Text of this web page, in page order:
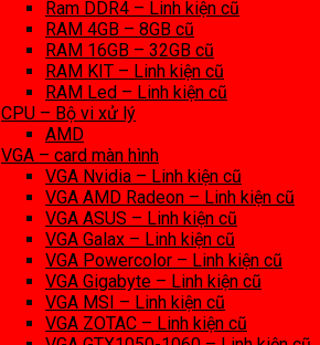
Ram DDR4 – Linh kiện cũ
RAM 4GB – 8GB cũ
RAM 16GB – 32GB cũ
RAM KIT – Linh kiện cũ
RAM Led – Linh kiện cũ
CPU – Bộ vi xử lý
AMD
VGA – card màn hình
VGA Nvidia – Linh kiện cũ
VGA AMD Radeon – Linh kiện cũ
VGA ASUS – Linh kiện cũ
VGA Galax – Linh kiện cũ
VGA Powercolor – Linh kiện cũ
VGA Gigabyte – Linh kiện cũ
VGA MSI – Linh kiện cũ
VGA ZOTAC – Linh kiện cũ